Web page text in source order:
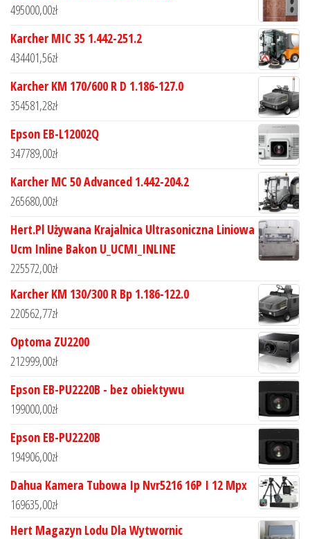
495000,00zł
Karcher MIC 35 1.442-251.2
434401,56zł
Karcher KM 170/600 R D 1.186-127.0
354581,28zł
Epson EB-L12002Q
347789,00zł
Karcher MC 50 Advanced 1.442-204.2
265680,00zł
Hert.Pl Używana Krajalnica Ultrasoniczna Liniowa
Ucm Inline Bakon U_UCMI_INLINE
225572,00zł
Karcher KM 130/300 R Bp 1.186-122.0
220562,77zł
Optoma ZU2200
212999,00zł
Epson EB-PU2220B - bez obiektywu
199000,00zł
Epson EB-PU2220B
194906,00zł
Dahua Kamera Tubowa Ip Nvr5216 16P I 12 Mpx
169635,00zł
Hert Magazyn Lodu Dla Wytwornic